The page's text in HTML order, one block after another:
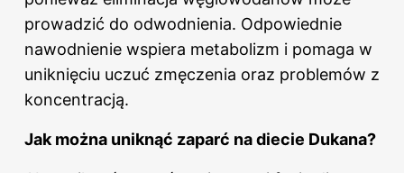
prowadzić do odwodnienia. Odpowiednie
nawodnienie wspiera metabolizm i pomaga w
uniknięciu uczuć zmęczenia oraz problemów z
koncentracją.
Jak można uniknąć zaparć na diecie Dukana?